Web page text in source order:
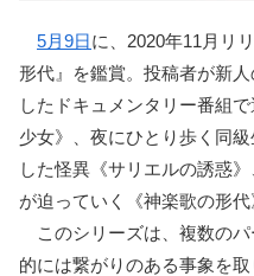
5月9日に、2020年11月リ
形代』を鑑賞。投稿者が新
したドキュメンタリー番組
少女》、夜にひとり歩く同
した怪異《サリエルの誘惑
が迫っていく《神楽歌の形代
このシリーズは、複数の
的には繋がりのある事象を